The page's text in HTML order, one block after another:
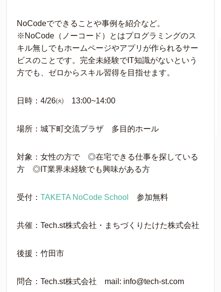
NoCodeでできることや事例を紹介など。
※NoCode（ノーコード）とはプログラミングのス
キル無しでもホームページやアプリが作られるサー
ビスのことです。完全未経験でIT知識がないという
方でも、ゼロからスキル習得を目指せます。
日時：4/26㈫ 13:00~14:00
場所：城下町交流プラザ 多目的ホール
対象：女性の方で ◎在宅できる仕事を探している
方 ◎IT業界未経験でも興味がある方
受付：TAKETA NoCode School 参加無料
共催：Tech.st株式会社・まちづくりたけた株式会社
後援：竹田市
問合：Tech.st株式会社 mail: info@tech-st.com